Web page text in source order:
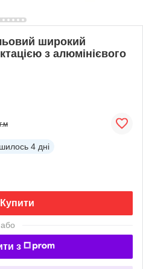
широкий
з алюмінієвого
4 дні
Купити
або
з